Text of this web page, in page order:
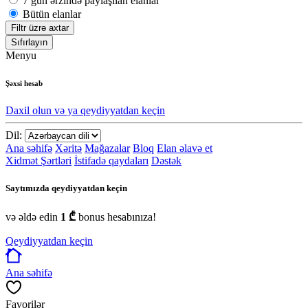
Bütün elanlar
Filtr üzrə axtar
Sıfırlayın
Menyu
Şəxsi hesab
Daxil olun və ya qeydiyyatdan keçin
Dil:
Ana səhifə Xəritə Mağazalar Bloq Elan əlavə et
Xidmət Şərtləri İstifadə qaydaları Dəstək
Saytımızda qeydiyyatdan keçin
və əldə edin 1 ₾ bonus hesabınıza!
Qeydiyyatdan keçin
Ana səhifə
Favorilər